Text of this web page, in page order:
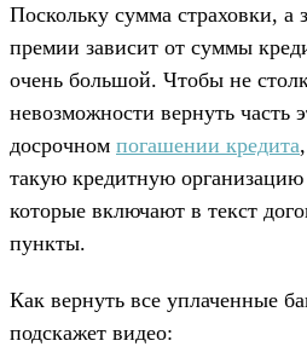
Поскольку сумма страховки, а
премии зависит от суммы
очень большой. Чтобы не
невозможности вернуть часть
досрочном погашении кредита
такую кредитную организацию
которые включают в текст
пункты.
Как вернуть все уплаченные
подскажет видео: